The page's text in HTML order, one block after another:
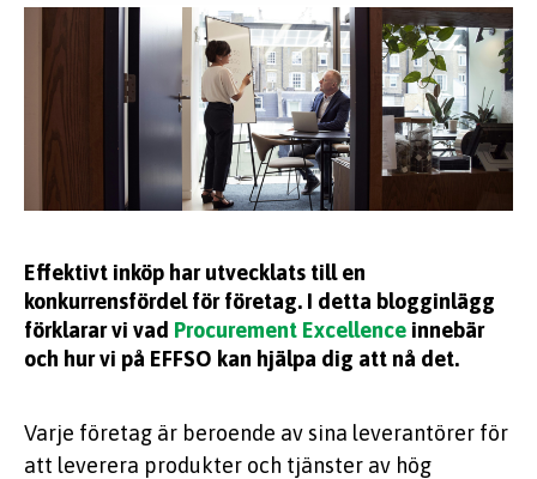
Effektivt inköp har utvecklats till en
konkurrensfördel för företag. I detta blogginlägg
förklarar vi vad Procurement Excellence innebär
och hur vi på EFFSO kan hjälpa dig att nå det.
Varje företag är beroende av sina leverantörer för
att leverera produkter och tjänster av hög